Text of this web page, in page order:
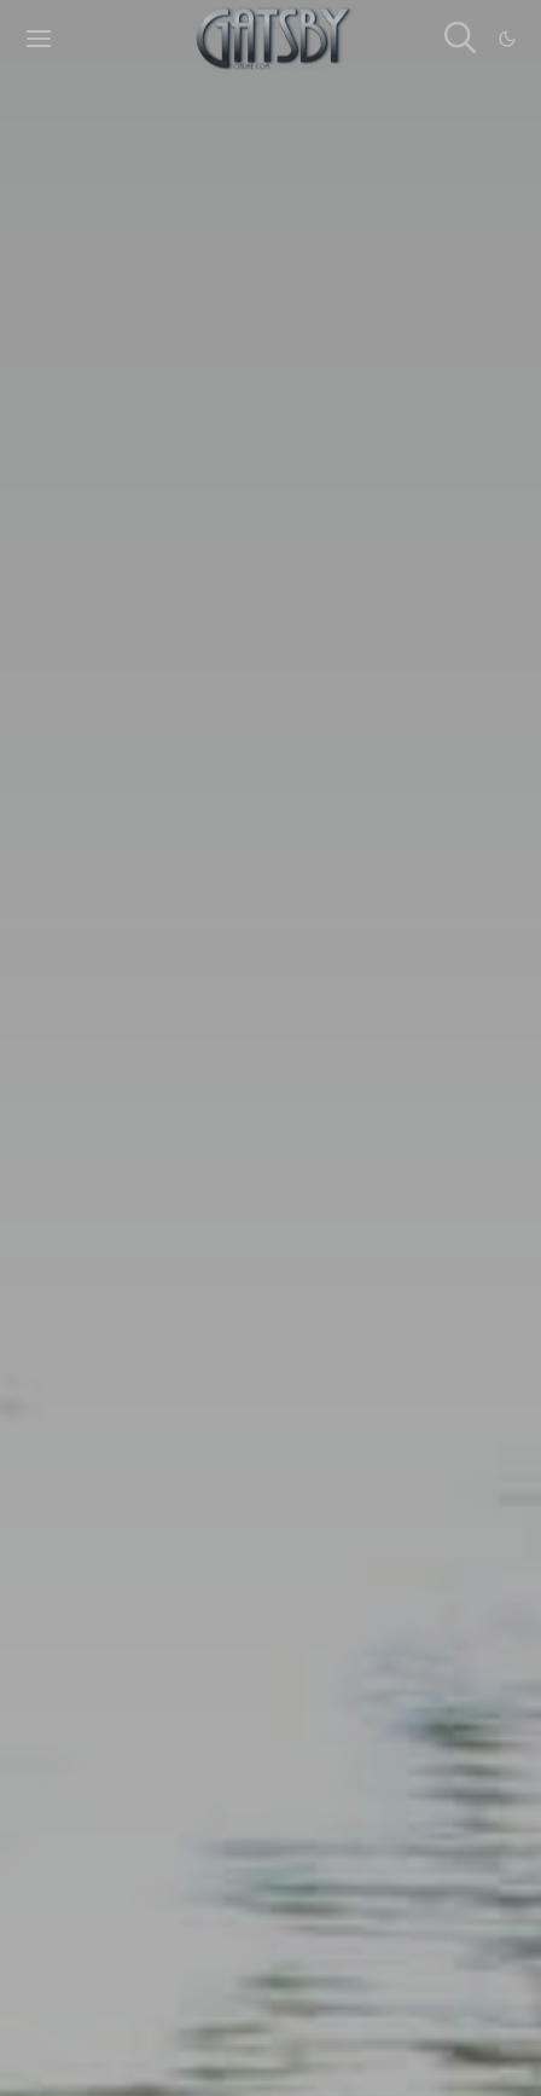
Cookies management panel